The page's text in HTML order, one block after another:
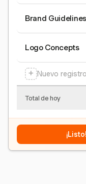
Brand Guidelines
Logo Concepts
+ Nuevo
Total de hoy